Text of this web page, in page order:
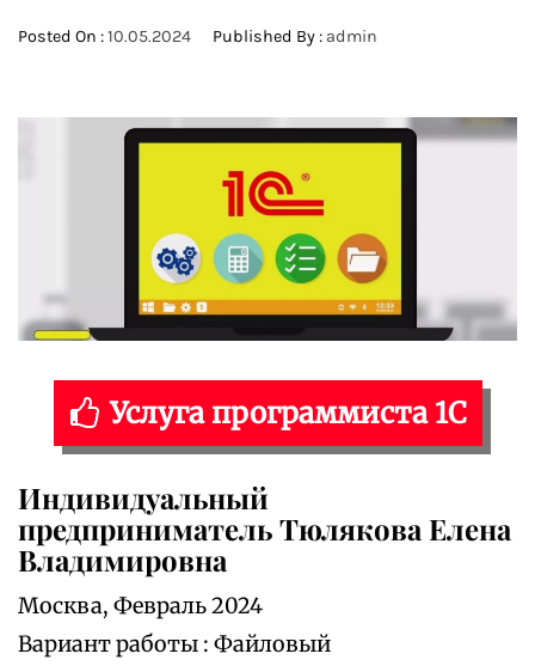
Posted On :10.05.2024 Published By : admin
Услуга программиста 1С
Индивидуальный
предприниматель Тюлякова Елена
Владимировна
Москва, Февраль 2024
Вариант работы : Файловый